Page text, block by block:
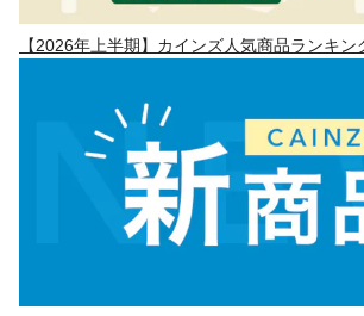
【2026年上半期】カインズ人気商品ランキン